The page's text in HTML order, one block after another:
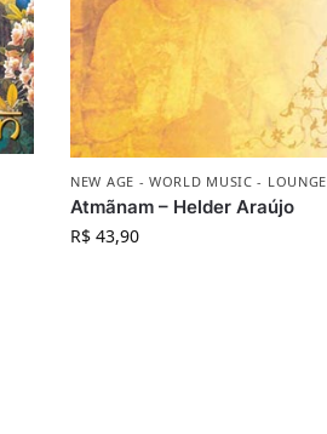
NEW AGE - WORLD MUSIC - LOUNGE
Atmãnam – Helder Araújo
R$ 43,90